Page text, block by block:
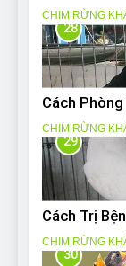
CHIM RỪNG
28
Cách
CHIM RỪNG
29
Cách Trị
CHIM RỪNG
30